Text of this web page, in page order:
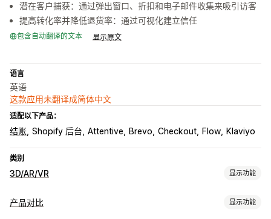
潜在客户捕获：通过弹出窗口、折扣和电子邮件收集来吸引访客
提高转化率并降低退货率：通过可视化建立信任
包含自动翻译的文本 显示原文
语言
英语
这款应用未翻译成简体中文
适配以下产品：
结账 Shopify 后台 Attentive Brevo Checkout Flow Klaviyo
类别
3D/AR/VR 显示功能
可视化
产品对比 显示功能